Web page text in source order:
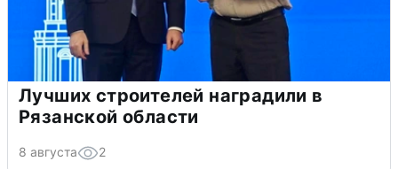
Лучших строителей наградили в
Рязанской области
8 августа 2